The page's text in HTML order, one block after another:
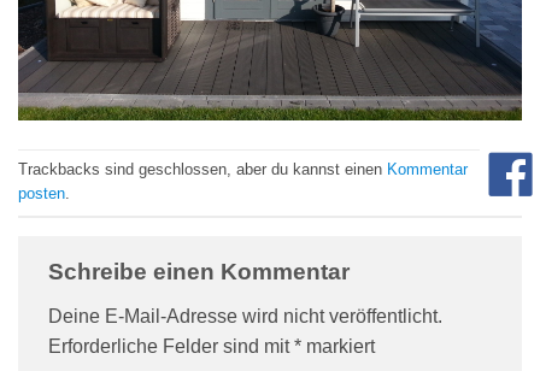
Trackbacks sind geschlossen, aber du kannst einen Kommentar
posten.
Schreibe einen Kommentar
Deine E-Mail-Adresse wird nicht veröffentlicht.
Erforderliche Felder sind mit* markiert
da/7396d191548d7bebea1ee96e2c08/